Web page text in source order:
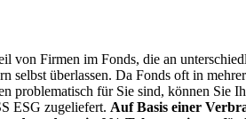
von Firmen im Fonds, die an
selbst überlassen. Da Fonds oft in
problematisch für Sie sind, können Sie
ESG zugeliefert. Auf Basis einer